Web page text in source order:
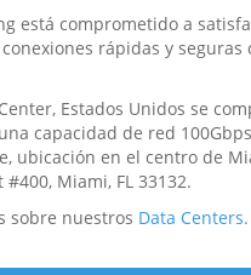
está comprometido a
conexiones rápidas y
Estados Unidos se
capacidad de red
ubicación en el centro de
#400, Miami, FL 33132.
sobre nuestros Data Centers.